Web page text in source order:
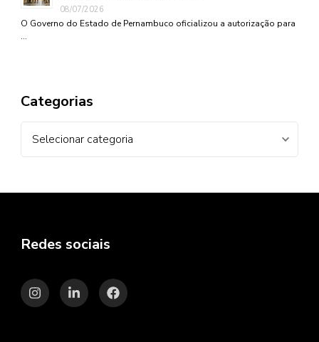
08/07/2026
O Governo do Estado de Pernambuco oficializou a autorização para
…
Categorias
Redes sociais